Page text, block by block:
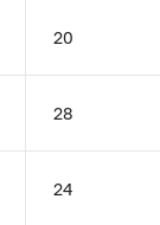
20
28
24